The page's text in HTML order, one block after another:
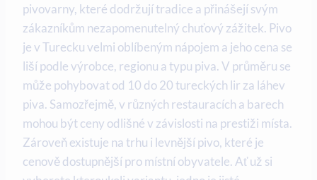
pivovarny, které dodržují tradice a přinášejí svým
zákazníkům nezapomenutelný chuťový zážitek. Pivo
je v Turecku velmi oblíbeným nápojem a jeho cena se
liší podle výrobce, regionu a typu piva. V průměru se
může pohybovat od 10 do 20 tureckých lir za láhev
piva. Samozřejmě, v různých restauracích a barech
mohou být ceny odlišné v závislosti na prestiži místa.
Zároveň existuje na trhu i levnější pivo, které je
cenově dostupnější pro místní obyvatele. Ať už si